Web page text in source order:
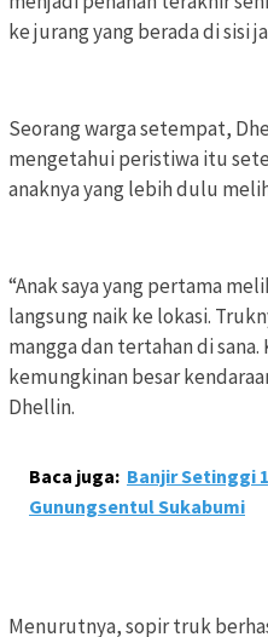
ke jurang yang berada di sisi
Seorang warga setempat,
mengetahui peristiwa itu
anaknya yang lebih dulu
“Anak saya yang pertama
langsung naik ke lokasi.
mangga dan tertahan di
kemungkinan besar
Dhellin.
Baca juga: Banjir Setinggi
Gunungsentul Sukabumi
Menurutnya, sopir truk